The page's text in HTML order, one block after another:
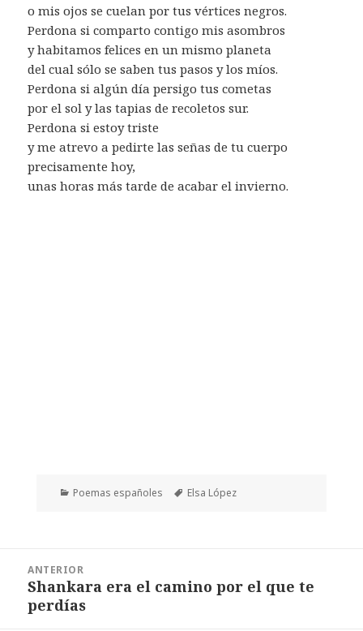
o mis ojos se cuelan por tus vértices negros.
Perdona si comparto contigo mis asombros
y habitamos felices en un mismo planeta
del cual sólo se saben tus pasos y los míos.
Perdona si algún día persigo tus cometas
por el sol y las tapias de recoletos sur.
Perdona si estoy triste
y me atrevo a pedirte las señas de tu cuerpo
precisamente hoy,
unas horas más tarde de acabar el invierno.
Categorías
Poemas españoles Etiquetas
Elsa López
entradas
ANTERIOR
Entrada
anterior:
Shankara era el camino por el que te
perdías